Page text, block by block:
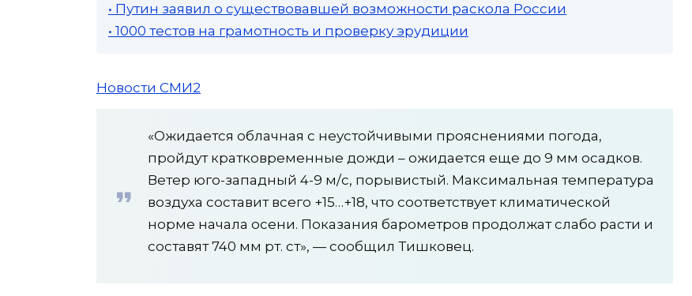
• Путин заявил о существовавшей возможности раскола России
• 1000 тестов на грамотность и проверку эрудиции
Новости СМИ2
«Ожидается облачная с неустойчивыми прояснениями погода,
пройдут кратковременные дожди – ожидается еще до 9 мм осадков.
Ветер юго-западный 4-9 м/с, порывистый. Максимальная температура
воздуха составит всего +15…+18, что соответствует климатической
норме начала осени. Показания барометров продолжат слабо расти и
составят 740 мм рт. ст», — сообщил Тишковец.